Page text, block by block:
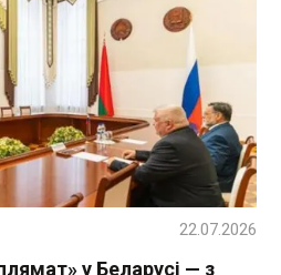
у Беларусі — з
22.07.2026